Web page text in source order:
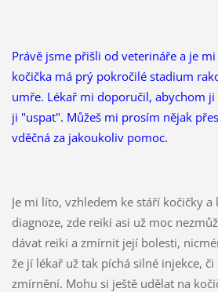
Právě jsme přišli od veterináře a je
kočička má prý pokročilé stadium
umře. Lékař mi doporučil, abychom
ji "uspat". Můžeš mi prosím nějak
vděčná za jakoukoliv pomoc.
Je mi líto, vzhledem ke stáří kočičky a
diagnoze, zde reiki asi už moc
dávat reiki a zmírnit její bolesti,
že jí lékař už tak píchá silné injekce,
zmírnění. Mohu si ještě udělat na